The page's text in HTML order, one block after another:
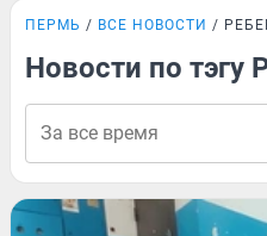
ПЕРМЬ ВСЕ НОВОСТИ
Новости по тэгу